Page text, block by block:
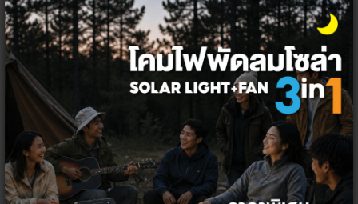
HI-TEK ตู้คอนซูเมอร์พร้อมเบรคเกอร์เ
มน 50A + กันดูดครบชุด 12 ช่อง
3,150 ฿
2,998 ฿
HI-TEK เบรคเกอร์กันดูด RCBO 2P32
A พร้อมกล่อง
500 ฿
469 ฿
ลด
10%
ลด
10%